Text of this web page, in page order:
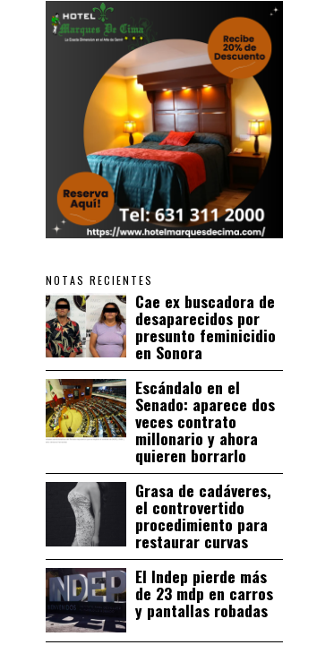
NOTAS RECIENTES
Cae ex buscadora de
desaparecidos por
presunto feminicidio
en Sonora
Escándalo en el
Senado: aparece dos
veces contrato
millonario y ahora
quieren borrarlo
Grasa de cadáveres,
el controvertido
procedimiento para
restaurar curvas
El Indep pierde más
de 23 mdp en carros
y pantallas robadas